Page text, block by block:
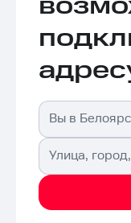
Вы в
Улица,